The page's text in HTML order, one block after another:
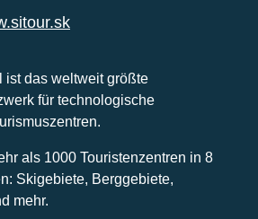
ist das weltweit größte
für technologische
als 1000 Touristenzentren in 8
Skigebiete, Berggebiete,
mehr.